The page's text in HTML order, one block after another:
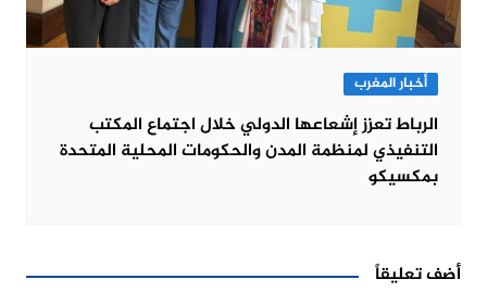
أخبار المغرب
الرباط تعزز إشعاعها الدولي خلال اجتماع المكتب
التنفيذي لمنظمة المدن والحكومات المحلية المتحدة
بمكسيكو
أضف تعليقاً